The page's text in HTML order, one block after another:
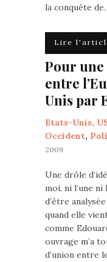
la conquête
Lire
Pour
entre
Unis par
Etats-Unis,
Occident,
2009
Une drôle
moi, ni l’une
d’être
quand elle
comme
ouvrage m’a
d’union entre